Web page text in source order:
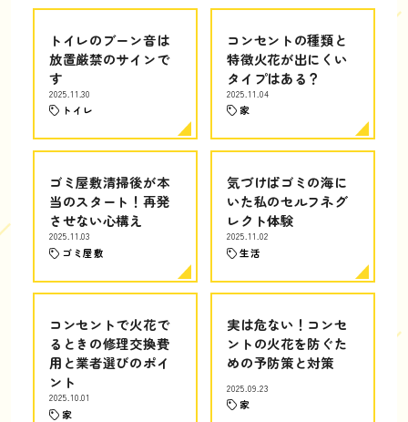
トイレのブーン音は
放置厳禁のサインで
す
2025.11.30
トイレ
コンセントの種類と
特徴火花が出にくい
タイプはある？
2025.11.04
家
ゴミ屋敷清掃後が本
当のスタート！再発
させない心構え
2025.11.03
ゴミ屋敷
気づけばゴミの海に
いた私のセルフネグ
レクト体験
2025.11.02
生活
コンセントで火花で
るときの修理交換費
用と業者選びのポイ
ント
2025.10.01
家
実は危ない！コンセ
ントの火花を防ぐた
めの予防策と対策
2025.09.23
家